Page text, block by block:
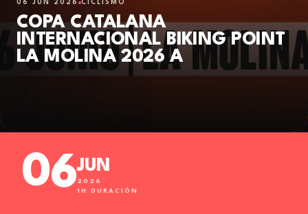
06 JUN 2026 CICLISMO
COPA CATALANA
INTERNACIONAL BIKING POINT
LA MOLINA 2026 A
06JUN
2026
1H DURACIÓN